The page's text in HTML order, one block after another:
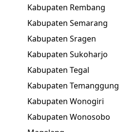
Kabupaten Rembang
Kabupaten Semarang
Kabupaten Sragen
Kabupaten Sukoharjo
Kabupaten Tegal
Kabupaten Temanggung
Kabupaten Wonogiri
Kabupaten Wonosobo